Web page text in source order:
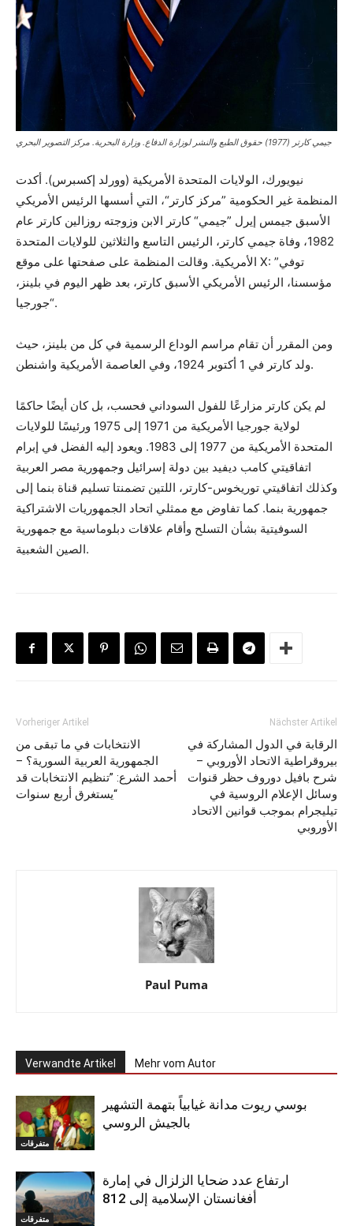
جيمي كارتر (1977) حقوق الطبع والنشر لوزارة الدفاع. وزارة البحرية. مركز التصوير البحري
نيويورك، الولايات المتحدة الأمريكية (وورلد إكسبرس). أكدت
المنظمة غير الحكومية ”مركز كارتر“، التي أسسها الرئيس الأمريكي
الأسبق جيمس إيرل ”جيمي“ كارتر الابن وزوجته روزالين كارتر عام
1982، وفاة جيمي كارتر، الرئيس التاسع والثلاثين للولايات المتحدة
الأمريكية. وقالت المنظمة على صفحتها على موقع X: ”توفي
مؤسسنا، الرئيس الأمريكي الأسبق كارتر، بعد ظهر اليوم في بلينز،
جورجيا“.
ومن المقرر أن تقام مراسم الوداع الرسمية في كل من بلينز، حيث
ولد كارتر في 1 أكتوبر 1924، وفي العاصمة الأمريكية واشنطن.
لم يكن كارتر مزارعًا للفول السوداني فحسب، بل كان أيضًا حاكمًا
لولاية جورجيا الأمريكية من 1971 إلى 1975 ورئيسًا للولايات
المتحدة الأمريكية من 1977 إلى 1983. ويعود إليه الفضل في إبرام
اتفاقيتي كامب ديفيد بين دولة إسرائيل وجمهورية مصر العربية
وكذلك اتفاقيتي توريخوس-كارتر، اللتين تضمنتا تسليم قناة بنما إلى
جمهورية بنما. كما تفاوض مع ممثلي اتحاد الجمهوريات الاشتراكية
السوفيتية بشأن التسلح وأقام علاقات دبلوماسية مع جمهورية
الصين الشعبية.
Vorheriger Artikel
الانتخابات في ما تبقى من
الجمهورية العربية السورية؟ –
أحمد الشرع: ”تنظيم الانتخابات قد
يستغرق أربع سنوات“
Nächster Artikel
الرقابة في الدول المشاركة في
بيروقراطية الاتحاد الأوروبي –
شرح بافيل دوروف حظر قنوات
وسائل الإعلام الروسية في
تيليجرام بموجب قوانين الاتحاد
الأوروبي
Paul Puma
Verwandte Artikel Mehr vom Autor
متفرقات
بوسي ريوت مدانة غيابياً بتهمة التشهير
بالجيش الروسي
متفرقات
ارتفاع عدد ضحايا الزلزال في إمارة
أفغانستان الإسلامية إلى 812